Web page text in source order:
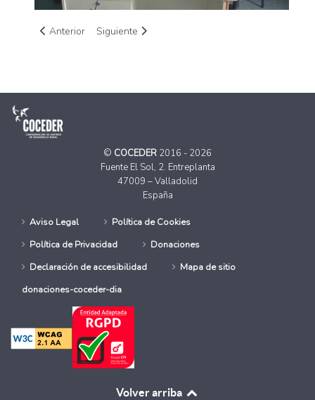
Artículo anterior: II Encuentro Programa de Educación Infantil
Anterior Artículo siguiente: El Consejo Estatal de ONG
Siguiente
© COCEDER 2016 - 2026
Fuente El Sol, 2. Entreplanta
47009 – Valladolid
España
Aviso Legal
Política de Cookies
Política de Privacidad
Donaciones
Declaración de accesibilidad
Mapa de sitio
donaciones-coceder-dia
Volver arriba